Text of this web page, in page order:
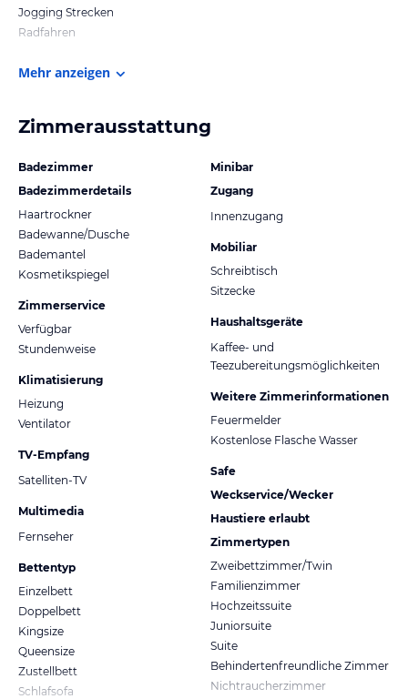
Jogging Strecken
Radfahren
Mehr anzeigen
Zimmerausstattung
Badezimmer
Badezimmerdetails
Haartrockner
Badewanne/Dusche
Bademantel
Kosmetikspiegel
Zimmerservice
Verfügbar
Stundenweise
Klimatisierung
Heizung
Ventilator
TV-Empfang
Satelliten-TV
Multimedia
Fernseher
Bettentyp
Einzelbett
Doppelbett
Kingsize
Queensize
Zustellbett
Schlafsofa
Minibar
Zugang
Innenzugang
Mobiliar
Schreibtisch
Sitzecke
Haushaltsgeräte
Kaffee- und
Teezubereitungsmöglichkeiten
Weitere Zimmerinformationen
Feuermelder
Kostenlose Flasche Wasser
Safe
Weckservice/Wecker
Haustiere erlaubt
Zimmertypen
Zweibettzimmer/Twin
Familienzimmer
Hochzeitssuite
Juniorsuite
Suite
Behindertenfreundliche Zimmer
Nichtraucherzimmer